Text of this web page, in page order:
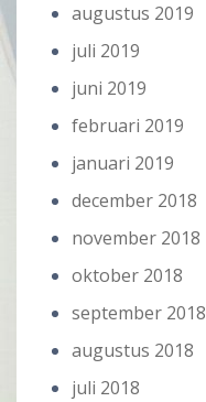
augustus 2019
juli 2019
juni 2019
februari 2019
januari 2019
december 2018
november 2018
oktober 2018
september 2018
augustus 2018
juli 2018